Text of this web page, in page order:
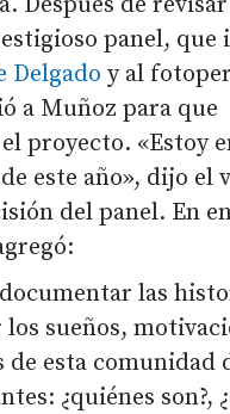
panel, que
Delgado y al
a Muñoz para que
proyecto. «Estoy
este año», dijo el
del panel. En
las
los sueños,
de esta comunidad
¿quiénes son?,